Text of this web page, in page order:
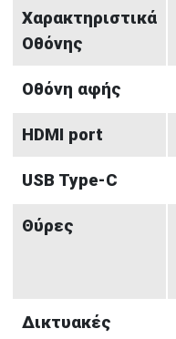
Χαρακτηριστικά
Οθόνης
Οθόνη αφής
HDMI port
USB Type-C
Θύρες
Δικτυακές